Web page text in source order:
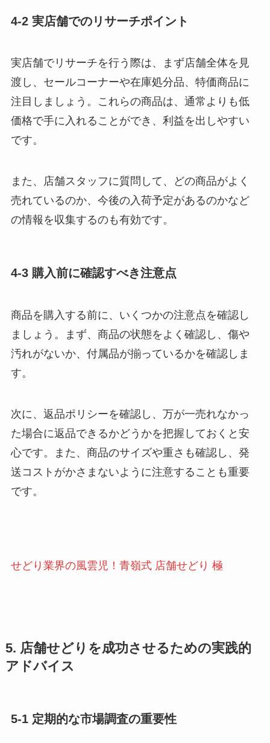
4-2 実店舗でのリサーチポイント
実店舗でリサーチを行う際は、まず店舗全体を見
渡し、セールコーナーや在庫処分品、特価商品に
注目しましょう。これらの商品は、通常よりも低
価格で手に入れることができ、利益を出しやすい
です。
また、店舗スタッフに質問して、どの商品がよく
売れているのか、今後の入荷予定があるのかなど
の情報を収集するのも有効です。
4-3 購入前に確認すべき注意点
商品を購入する前に、いくつかの注意点を確認し
ましょう。まず、商品の状態をよく確認し、傷や
汚れがないか、付属品が揃っているかを確認しま
す。
次に、返品ポリシーを確認し、万が一売れなかっ
た場合に返品できるかどうかを把握しておくと安
心です。また、商品のサイズや重さも確認し、発
送コストがかさまないように注意することも重要
です。
せどり業界の風雲児！青嶺式 店舗せどり 極
5. 店舗せどりを成功させるための実践的
アドバイス
5-1 定期的な市場調査の重要性